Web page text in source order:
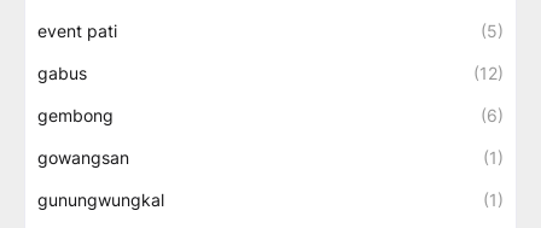
event pati (5)
gabus (12)
gembong (6)
gowangsan (1)
gunungwungkal (1)